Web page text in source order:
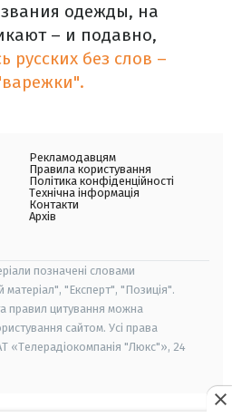
одежды, на
– и подавно,
русских без слов –
Рекламодавцям
Правила користування
Політика конфіденційності
Технічна інформація
Контакти
Архів
позначені словами
"Експерт", "Позиція".
правил цитування можна
сайтом. Усі права
«Телерадіокомпанія "Люкс"», 24